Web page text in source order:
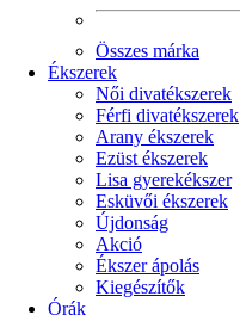
Összes márka
Ékszerek
Női divatékszerek
Férfi divatékszerek
Arany ékszerek
Ezüst ékszerek
Lisa gyerekékszer
Esküvői ékszerek
Újdonság
Akció
Ékszer ápolás
Kiegészítők
Órák